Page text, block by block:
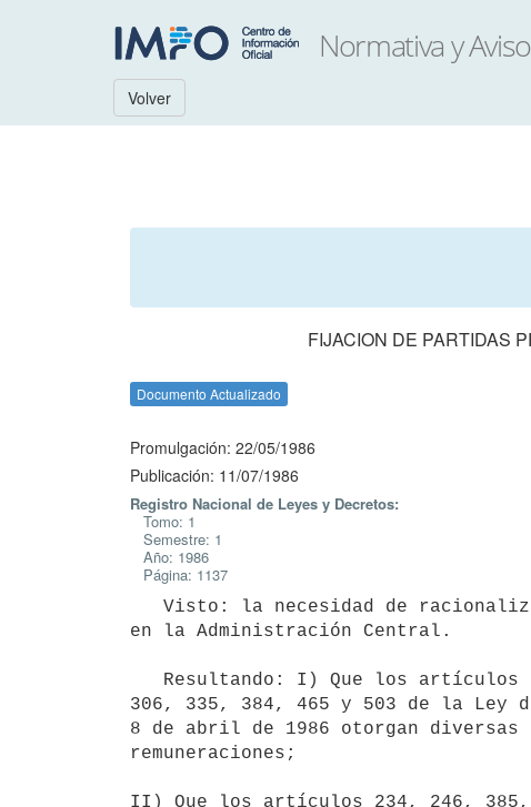
Volver
FIJACION DE PARTIDAS
Documento Actualizado
Promulgación: 22/05/1986
Publicación: 11/07/1986
Registro Nacional de Leyes y Decretos:
Tomo: 1
Semestre: 1
Año: 1986
Página: 1137
en la Administración Central.
306, 335, 384, 465 y 503 de la Ley
8 de abril de 1986 otorgan
remuneraciones;
II) Que los artículos 234, 246,